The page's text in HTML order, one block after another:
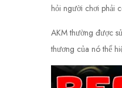
hỏi người chơi phải
AKM thường được
thương của nó thể